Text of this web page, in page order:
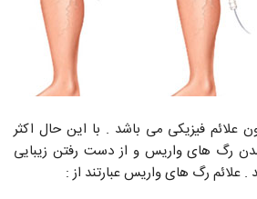
علائم فیزیکی می باشد . با این حال اکثر
رگ های واریس و از دست رفتن زیبایی
علائم رگ های واریس عبارتند از :